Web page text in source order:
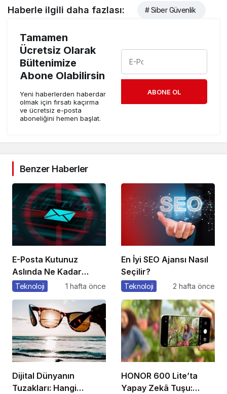
Haberle ilgili daha fazlası: # Siber Güvenlik
Tamamen
Ücretsiz Olarak
Bültenimize
Abone Olabilirsin
Yeni haberlerden haberdar
olmak için fırsatı kaçırma
ve ücretsiz e-posta
aboneliğini hemen başlat.
ABONE OL
Benzer Haberler
E-Posta Kutunuz
Aslında Ne Kadar
Güvenli?
Teknoloji 1 hafta önce
En İyi SEO Ajansı Nasıl
Seçilir?
Teknoloji 2 hafta önce
Dijital Dünyanın
Tuzakları: Hangi
HONOR 600 Lite’ta
Yapay Zekâ Tuşu: